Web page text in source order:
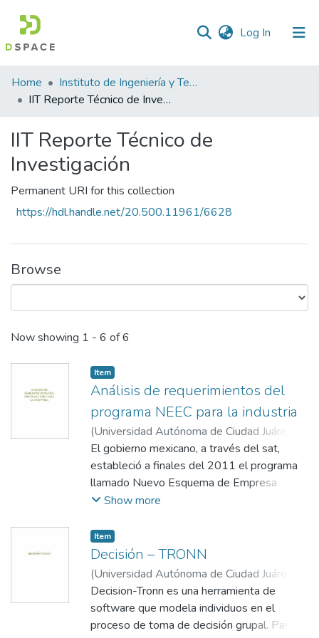
Log In (current)
Statistics
Home
Instituto de Ingeniería y Tecnología
IIT Reporte Técnico de Investigación
IIT Reporte Técnico de
Investigación
Permanent URI for this collection
https://hdl.handle.net/20.500.11961/6628
Browse
Recent Submissions
Now showing 1 - 6 of 6
Item
Análisis de requerimientos del
programa NEEC para la industria
(Universidad Autónoma de Ciudad Juárez
2023-08)Barrón López, Enrique;Palacios
Valerio, Jesús Gonzalo;Ramírez Barrera,
Mario;Holguín de la Cruz, Javier;Domínguez
Ruvalcaba , Lisbeily
El gobierno mexicano, a través del sat,
estableció a finales del 2011 el programa
llamado Nuevo Esquema de Empresa
Certificada (neec), dirigido
de comercio exterior. Este programa
está orientado a facilitar el flujo de
mercancías en la cadena de suministros,
y su relevancia para las empresas se ha
incrementado a partir de que las
empresas certificadas neec tendrán
Show more
Item
Decisión – TRONN
(Universidad Autónoma de Ciudad Juárez
2023-08)Rodas Osorio, Jorge;Olmos
Sánchez, Karla Miroslava;Fernández
Martínez, Luis Felipe ;Samaniego Cortez,
Decision-Tronn es una herramienta de
software que modela individuos en el
proceso de toma de decisión grupal. Para